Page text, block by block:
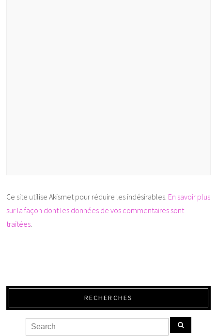
Ce site utilise Akismet pour réduire les indésirables. En savoir plus
sur la façon dont les données de vos commentaires sont
traitées.
RECHERCHES